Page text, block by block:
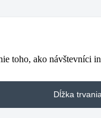
toho, ako návštevníci
Dĺžka